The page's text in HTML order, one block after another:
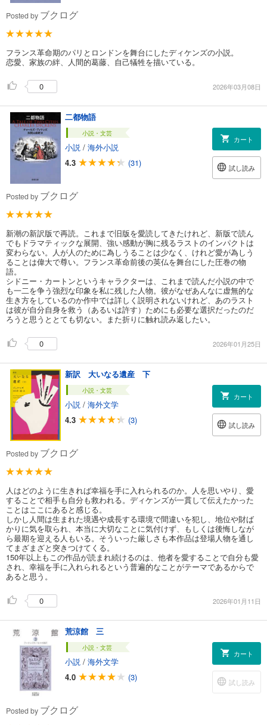
Posted by ブクログ
フランス革命期のパリとロンドンを舞台にしたディケンズの小説。
恋愛、家族の絆、人間的葛藤、自己犠牲を描いている。
0 2026年03月08日
二都物語
小説・文芸
小説 / 海外小説
4.3
(31)
カート
試し読み
Posted by ブクログ
新潮の新訳版で再読。これまで旧版を愛読してきたけれど、新版で読ん
でもドラマティックな展開、強い感動が胸に残るラストのインパクトは
変わらない。人が人のために為しうることは少なく、けれど愛が為しう
ることは偉大で尊い。フランス革命前後の英仏を舞台にした圧巻の物
語。
シドニー・カートンというキャラクターは、これまで読んだ小説の中で
も一二を争う強烈な印象を私に残した人物。彼がなぜあんなに虚無的な
生き方をしているのか作中では詳しく説明されないけれど、あのラスト
は彼が自分自身を救う（あるいは許す）ためにも必要な選択だったのだ
ろうと思うととても切ない。また折りに触れ読み返したい。
0 2026年01月25日
新訳 大いなる遺産 下
小説・文芸
小説 / 海外文学
4.3
(3)
カート
試し読み
Posted by ブクログ
人はどのように生きれば幸福を手に入れられるのか。人を思いやり、愛
することで相手も自分も救われる。ディケンズが一貫して伝えたかった
ことはここにあると感じる。
しかし人間は生まれた境遇や成長する環境で間違いを犯し、地位や財ば
かりに気を取られ、本当に大切なことに気付けず、もしくは後悔しなが
ら最期を迎える人もいる。そういった厳しさも本作品は登場人物を通し
てまざまざと突きつけてくる。
150年以上もこの作品が読まれ続けるのは、他者を愛することで自分も愛
され、幸福を手に入れられるという普遍的なことがテーマであるからで
あると思う。
0 2026年01月11日
荒涼館 三
小説・文芸
小説 / 海外文学
4.0
(3)
カート
試し読み
Posted by ブクログ